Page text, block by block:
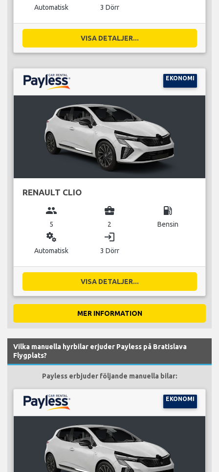
Automatisk 3 Dörr
VISA DETALJER...
EKONOMI
RENAULT CLIO
group
5
business_center
2
local_gas_station
Bensin
miscellaneous_services
Automatisk
login
3 Dörr
VISA DETALJER...
MER INFORMATION
Vilka manuella hyrbilar erjuder Payless på Bratislava
Flygplats?
Payless erbjuder följande manuella bilar:
EKONOMI